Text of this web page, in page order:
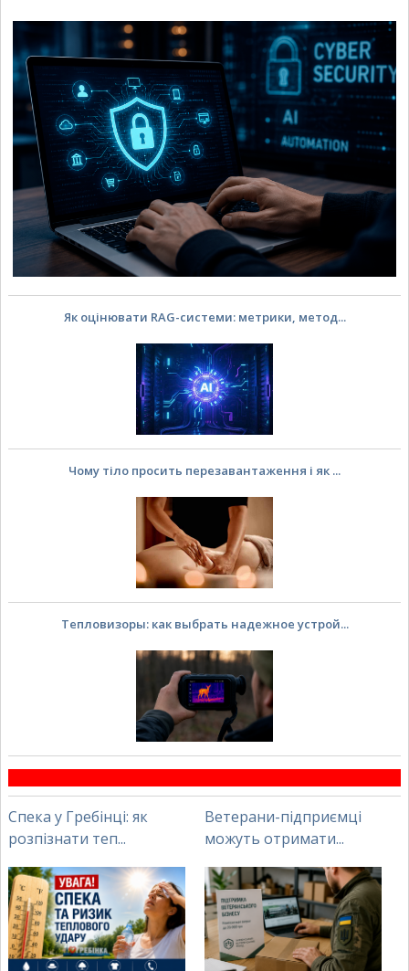
Як оцінювати RAG-системи: метрики, метод...
Чому тіло просить перезавантаження і як ...
Тепловизоры: как выбрать надежное устрой...
Спека у Гребінці: як
розпізнати теп...
Ветерани-підприємці
можуть отримати...